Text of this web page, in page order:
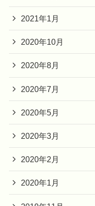
2021年1月
2020年10月
2020年8月
2020年7月
2020年5月
2020年3月
2020年2月
2020年1月